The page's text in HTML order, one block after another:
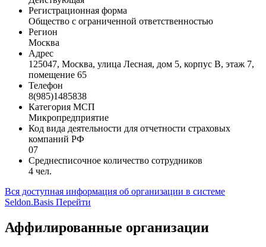
Регистрационная форма
Общество с ограниченной ответственностью
Регион
Москва
Адрес
125047, Москва, улица Лесная, дом 5, корпус В, этаж 7,
помещение 65
Телефон
8(985)1485838
Категория МСП
Микропредприятие
Код вида деятельности для отчетности страховых
компаний РФ
07
Среднесписочное количество сотрудников
4 чел.
Вся доступная информация об организации в системе
Seldon.Basis Перейти
Аффилированные организации